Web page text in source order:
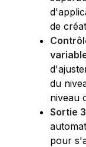
de
du
niveau
Sortie
pour